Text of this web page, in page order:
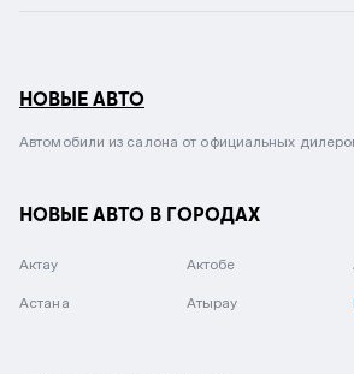
НОВЫЕ АВТО
Автомобили из салона от официальных
НОВЫЕ АВТО В ГОРОДАХ
Актау Актобе
Астана Атырау